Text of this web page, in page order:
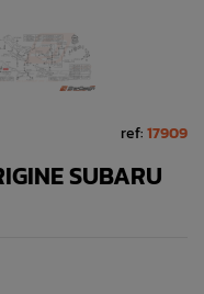
ref:17909
SUBARU